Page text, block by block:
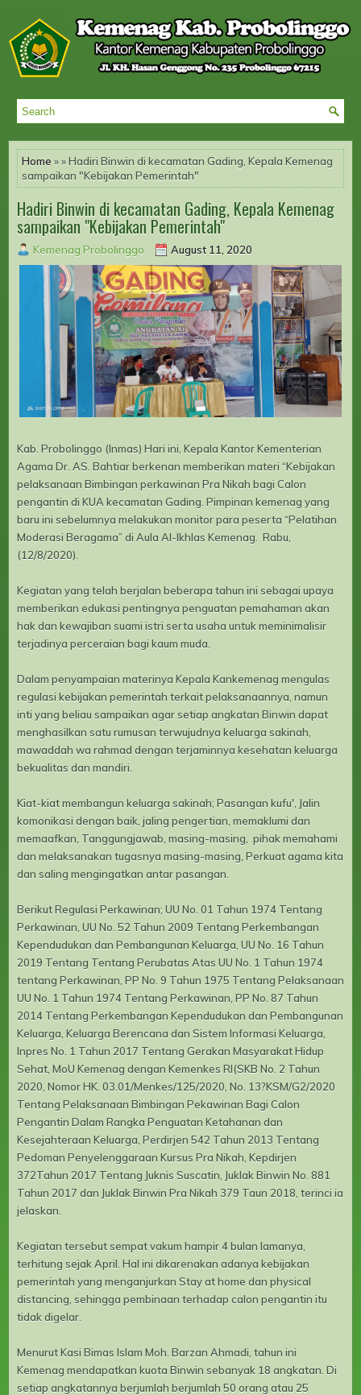
Home » » Hadiri Binwin di kecamatan Gading, Kepala Kemenag
sampaikan "Kebijakan Pemerintah"
Hadiri Binwin di kecamatan Gading, Kepala Kemenag
sampaikan "Kebijakan Pemerintah"
Kemenag Probolinggo August 11, 2020
Kab. Probolinggo (Inmas) Hari ini, Kepala Kantor Kementerian
Agama Dr. AS. Bahtiar berkenan memberikan materi “Kebijakan
pelaksanaan Bimbingan perkawinan Pra Nikah bagi Calon
pengantin di KUA kecamatan Gading. Pimpinan kemenag yang
baru ini sebelumnya melakukan monitor para peserta “Pelatihan
Moderasi Beragama” di Aula Al-Ikhlas Kemenag. Rabu,
(12/8/2020).
Kegiatan yang telah berjalan beberapa tahun ini sebagai upaya
memberikan edukasi pentingnya penguatan pemahaman akan
hak dan kewajiban suami istri serta usaha untuk meminimalisir
terjadinya perceraian bagi kaum muda.
Dalam penyampaian materinya Kepala Kankemenag mengulas
regulasi kebijakan pemerintah terkait pelaksanaannya, namun
inti yang beliau sampaikan agar setiap angkatan Binwin dapat
menghasilkan satu rumusan terwujudnya keluarga sakinah,
mawaddah wa rahmad dengan terjaminnya kesehatan keluarga
bekualitas dan mandiri.
Kiat-kiat membangun keluarga sakinah; Pasangan kufu', Jalin
komonikasi dengan baik, jaling pengertian, memaklumi dan
memaafkan, Tanggungjawab, masing-masing, pihak memahami
dan melaksanakan tugasnya masing-masing, Perkuat agama kita
dan saling mengingatkan antar pasangan.
Berikut Regulasi Perkawinan; UU No. 01 Tahun 1974 Tentang
Perkawinan, UU No. 52 Tahun 2009 Tentang Perkembangan
Kependudukan dan Pembangunan Keluarga, UU No. 16 Tahun
2019 Tentang Tentang Perubatas Atas UU No. 1 Tahun 1974
tentang Perkawinan, PP No. 9 Tahun 1975 Tentang Pelaksanaan
UU No. 1 Tahun 1974 Tentang Perkawinan, PP No. 87 Tahun
2014 Tentang Perkembangan Kependudukan dan Pembangunan
Keluarga, Keluarga Berencana dan Sistem Informasi Keluarga,
Inpres No. 1 Tahun 2017 Tentang Gerakan Masyarakat Hidup
Sehat, MoU Kemenag dengan Kemenkes RI(SKB No. 2 Tahun
2020, Nomor HK. 03.01/Menkes/125/2020, No. 13?KSM/G2/2020
Tentang Pelaksanaan Bimbingan Pekawinan Bagi Calon
Pengantin Dalam Rangka Penguatan Ketahanan dan
Kesejahteraan Keluarga, Perdirjen 542 Tahun 2013 Tentang
Pedoman Penyelenggaraan Kursus Pra Nikah, Kepdirjen
372Tahun 2017 Tentang Juknis Suscatin, Juklak Binwin No. 881
Tahun 2017 dan Juklak Binwin Pra Nikah 379 Taun 2018, terinci ia
jelaskan.
Kegiatan tersebut sempat vakum hampir 4 bulan lamanya,
terhitung sejak April. Hal ini dikarenakan adanya kebijakan
pemerintah yang menganjurkan Stay at home dan physical
distancing, sehingga pembinaan terhadap calon pengantin itu
tidak digelar.
Menurut Kasi Bimas Islam Moh. Barzan Ahmadi, tahun ini
Kemenag mendapatkan kuota Binwin sebanyak 18 angkatan. Di
setiap angkatannya berjumlah berjumlah 50 orang atau 25